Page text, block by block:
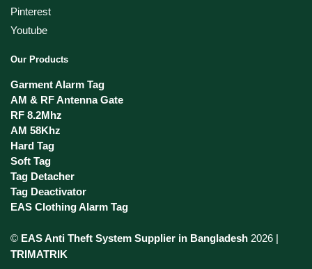
Pinterest
Youtube
Our Products
Garment Alarm Tag
AM & RF Antenna Gate
RF 8.2Mhz
AM 58Khz
Hard Tag
Soft Tag
Tag Detacher
Tag Deactivator
EAS Clothing Alarm Tag
© EAS Anti Theft System Supplier in Bangladesh 2026 |
TRIMATRIK